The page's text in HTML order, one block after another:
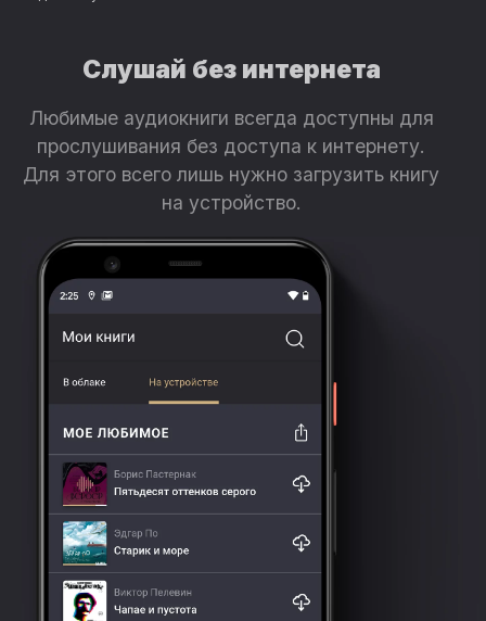
Слушай без интернета
Любимые аудиокниги всегда доступны для
прослушивания без доступа к интернету.
Для этого всего лишь нужно загрузить книгу
на устройство.